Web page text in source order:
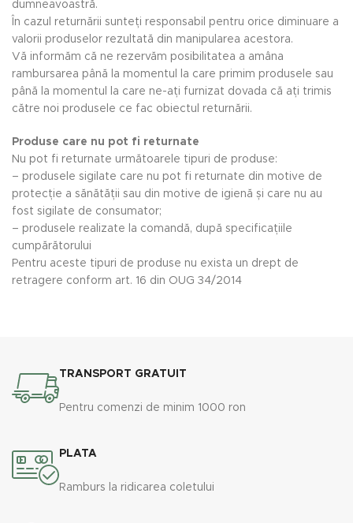
dumneavoastră.
În cazul returnării sunteți responsabil pentru orice diminuare a
valorii produselor rezultată din manipularea acestora.
Vă informăm că ne rezervăm posibilitatea a amâna
rambursarea până la momentul la care primim produsele sau
până la momentul la care ne-ați furnizat dovada că ați trimis
către noi produsele ce fac obiectul returnării.
Produse care nu pot fi returnate
Nu pot fi returnate următoarele tipuri de produse:
– produsele sigilate care nu pot fi returnate din motive de
protecție a sănătății sau din motive de igienă și care nu au
fost sigilate de consumator;
– produsele realizate la comandă, după specificațiile
cumpărătorului
Pentru aceste tipuri de produse nu exista un drept de
retragere conform art. 16 din OUG 34/2014
TRANSPORT GRATUIT
Pentru comenzi de minim 1000 ron
PLATA
Ramburs la ridicarea coletului